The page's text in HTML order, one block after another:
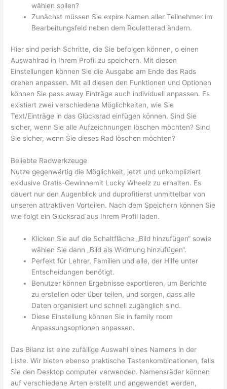
wählen sollen?
Zunächst müssen Sie expire Namen aller Teilnehmer im
Bearbeitungsfeld neben dem Rouletterad ändern.
Hier sind perish Schritte, die Sie befolgen können, o einen
Auswahlrad in Ihrem Profil zu speichern. Mit diesen
Einstellungen können Sie die Ausgabe am Ende des Rads
drehen anpassen. Mit all diesen den Funktionen und Optionen
können Sie pass away Einträge auch individuell anpassen. Es
existiert zwei verschiedene Möglichkeiten, wie Sie
Text/Einträge in das Glücksrad einfügen können. Sind Sie
sicher, wenn Sie alle Aufzeichnungen löschen möchten? Sind
Sie sicher, wenn Sie dieses Rad löschen möchten?
Beliebte Radwerkzeuge
Nutze gegenwärtig die Möglichkeit, jetzt und unkompliziert
exklusive Gratis-Gewinnemit Lucky Wheelz zu erhalten. Es
dauert nur den Augenblick und duprofitierst unmittelbar von
unseren attraktiven Vorteilen. Nach dem Speichern können Sie
wie folgt ein Glücksrad aus Ihrem Profil laden.
Klicken Sie auf die Schaltfläche „Bild hinzufügen“ sowie
wählen Sie dann „Bild als Widmung hinzufügen“.
Perfekt für Lehrer, Familien und alle, der Hilfe unter
Entscheidungen benötigt.
Benutzer können Ergebnisse exportieren, um Berichte
zu erstellen oder über teilen, und sorgen, dass alle
Daten organisiert und schnell zugänglich sind.
Diese Einstellung können Sie in family room
Anpassungsoptionen anpassen.
Das Bilanz ist eine zufällige Auswahl eines Namens in der
Liste. Wir bieten ebenso praktische Tastenkombinationen, falls
Sie den Desktop computer verwenden. Namensräder können
auf verschiedene Arten erstellt und angewendet werden,